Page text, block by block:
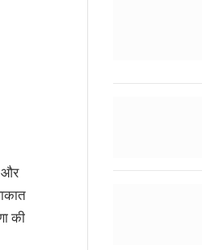
और
की